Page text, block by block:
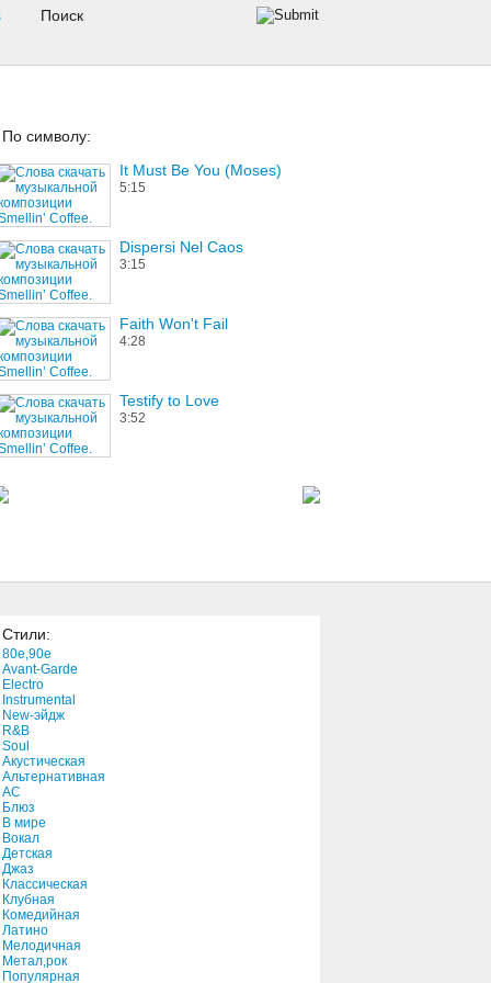
По символу:
It Must Be You (Moses)
5:15
Dispersi Nel Caos
3:15
Faith Won't Fail
4:28
Testify to Love
3:52
3:52
Стили:
80e,90e
Avant-Garde
Electro
Instrumental
New-эйдж
R&B
Soul
Акустическая
Альтернативная
АС
Блюз
В мире
Вокал
Детская
Джаз
Классическая
Клубная
Комедийная
Латино
Мелодичная
Метал,рок
Популярная